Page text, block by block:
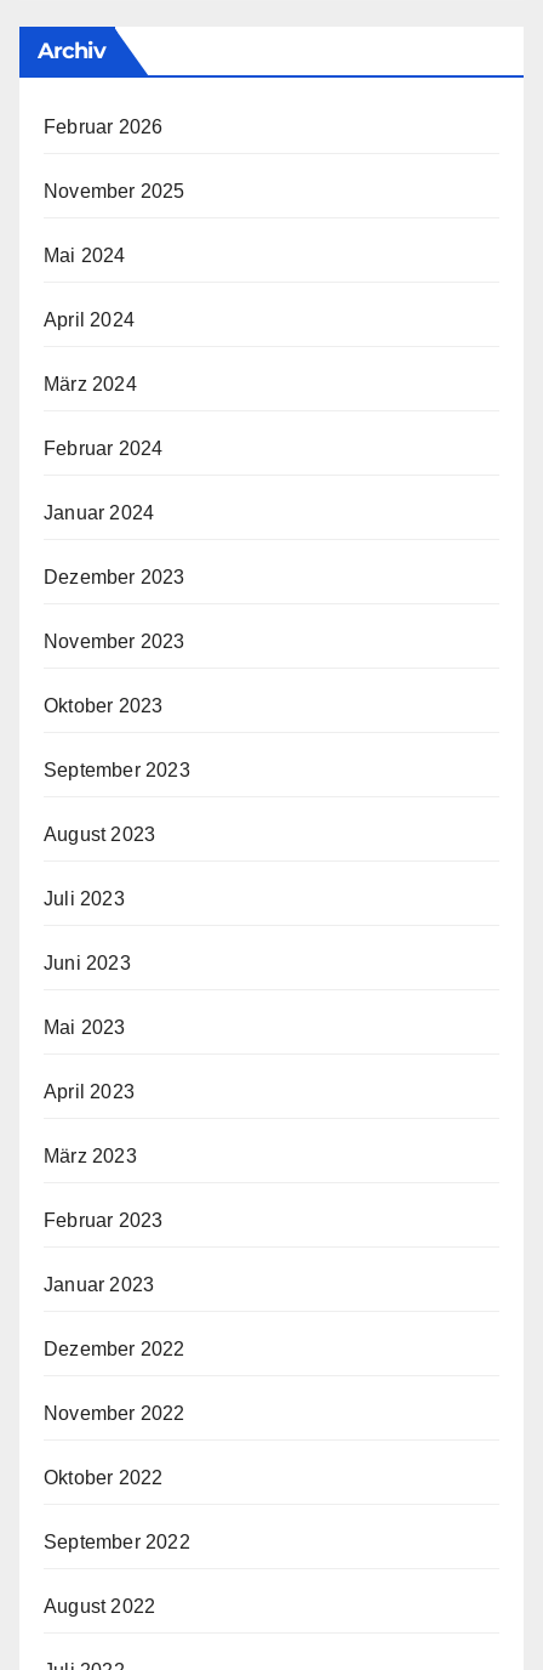
Archiv
Februar 2026
November 2025
Mai 2024
April 2024
März 2024
Februar 2024
Januar 2024
Dezember 2023
November 2023
Oktober 2023
September 2023
August 2023
Juli 2023
Juni 2023
Mai 2023
April 2023
März 2023
Februar 2023
Januar 2023
Dezember 2022
November 2022
Oktober 2022
September 2022
August 2022